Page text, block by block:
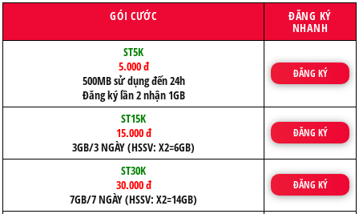
GÓI CƯỚC
ĐĂNG KÝ
NHANH
ST5K
5.000 đ
500MB sử dụng đến 24h
Đăng ký lần 2 nhận 1GB
ĐĂNG KÝ
ST15K
15.000 đ
3GB/3 NGÀY (HSSV: X2=6GB)
ĐĂNG KÝ
ST30K
30.000 đ
7GB/7 NGÀY (HSSV: X2=14GB)
ĐĂNG KÝ